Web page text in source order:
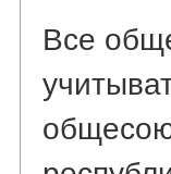
Все